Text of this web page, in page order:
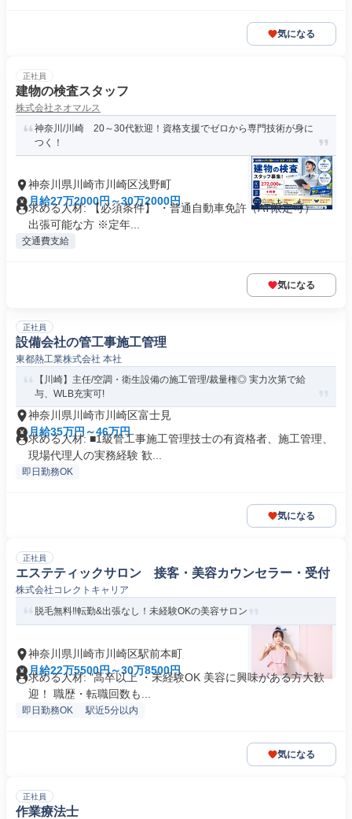
気になる
正社員
建物の検査スタッフ
株式会社ネオマルス
神奈川/川崎 20～30代歓迎！資格支援でゼロから専門技術が身に
つく！
神奈川県川崎市川崎区浅野町
月給27万2000円～30万2000円
求める人材: 【必須条件】 ・普通自動車免許（AT限定可） ・
出張可能な方 ※定年...
交通費支給
気になる
正社員
設備会社の管工事施工管理
東都熱工業株式会社 本社
【川崎】主任/空調・衛生設備の施工管理/裁量権◎ 実力次第で給
与、WLB充実可!
神奈川県川崎市川崎区富士見
月給35万円～46万円
求める人材: ■1級管工事施工管理技士の有資格者、施工管理、
現場代理人の実務経験 歓...
即日勤務OK
気になる
正社員
エステティックサロン 接客・美容カウンセラー・受付
株式会社コレクトキャリア
脱毛無料‼転勤&出張なし！未経験OKの美容サロン
神奈川県川崎市川崎区駅前本町
月給22万5500円～30万8500円
求める人材: "高卒以上 ・未経験OK 美容に興味がある方大歓
迎！ 職歴・転職回数も...
即日勤務OK 駅近5分以内
気になる
正社員
作業療法士